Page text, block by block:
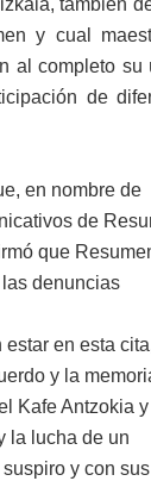
también
y cual
al completo su
de
en nombre de
de
que
denuncias
en esta
y la
Kafe Antzokia
la lucha de un
y con